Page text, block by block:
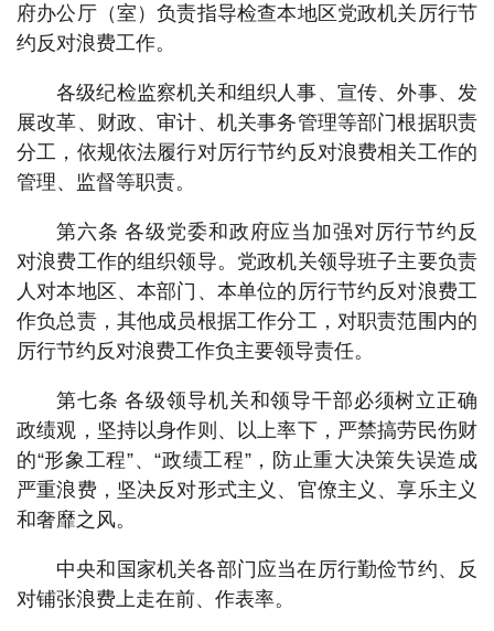
府办公厅（室）负责指导检查本地区党政机关厉行节
约反对浪费工作。
各级纪检监察机关和组织人事、宣传、外事、发
展改革、财政、审计、机关事务管理等部门根据职责
分工，依规依法履行对厉行节约反对浪费相关工作的
管理、监督等职责。
第六条 各级党委和政府应当加强对厉行节约反
对浪费工作的组织领导。党政机关领导班子主要负责
人对本地区、本部门、本单位的厉行节约反对浪费工
作负总责，其他成员根据工作分工，对职责范围内的
厉行节约反对浪费工作负主要领导责任。
第七条 各级领导机关和领导干部必须树立正确
政绩观，坚持以身作则、以上率下，严禁搞劳民伤财
的“形象工程”、“政绩工程”，防止重大决策失误造成
严重浪费，坚决反对形式主义、官僚主义、享乐主义
和奢靡之风。
中央和国家机关各部门应当在厉行勤俭节约、反
对铺张浪费上走在前、作表率。